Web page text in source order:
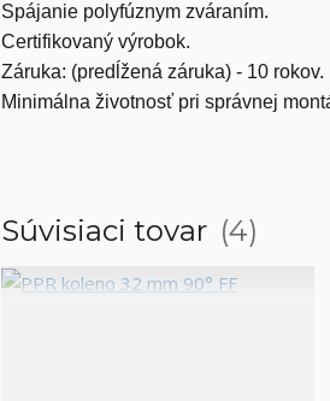
Spájanie polyfúznym zváraním.
Certifikovaný výrobok.
Záruka: (predĺžená záruka) - 10 rokov.
Minimálna životnosť pri správnej
Súvisiaci tovar 4